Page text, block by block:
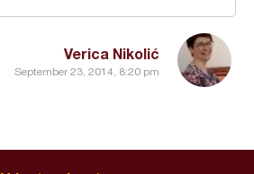
Verica Nikolić
September 23, 2014, 8:20 pm